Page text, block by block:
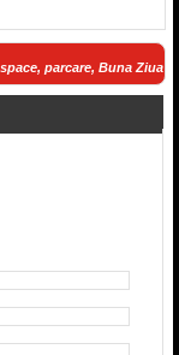
parcare, Buna Ziua